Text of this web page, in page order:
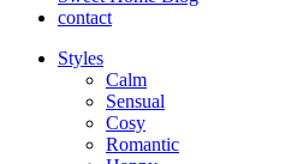
contact
Styles
Calm
Sensual
Cosy
Romantic